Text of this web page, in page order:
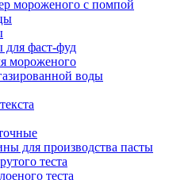
мороженого с помпой
для фаст-фуд
мороженого
воды
для производства пасты
теста
теста